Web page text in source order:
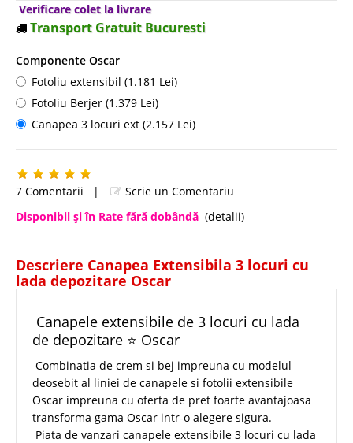
Verificare colet la livrare
Transport Gratuit Bucuresti
Componente Oscar
Fotoliu extensibil (1.181 Lei)
Fotoliu Berjer (1.379 Lei)
Canapea 3 locuri ext (2.157 Lei)
7 Comentarii |
Scrie un Comentariu
Disponibil şi în Rate fără dobândă (detalii)
Descriere Canapea Extensibila 3 locuri cu
lada depozitare Oscar
Canapele extensibile de 3 locuri cu lada
de depozitare ⭐ Oscar
Combinatia de crem si bej impreuna cu modelul
deosebit al liniei de canapele si fotolii extensibile
Oscar impreuna cu oferta de pret foarte avantajoasa
transforma gama Oscar intr-o alegere sigura.
Piata de vanzari canapele extensibile 3 locuri cu lada